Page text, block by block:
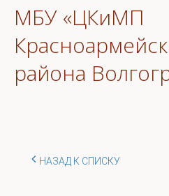
МБУ «ЦКиМП
района
НАЗАД К СПИСКУ